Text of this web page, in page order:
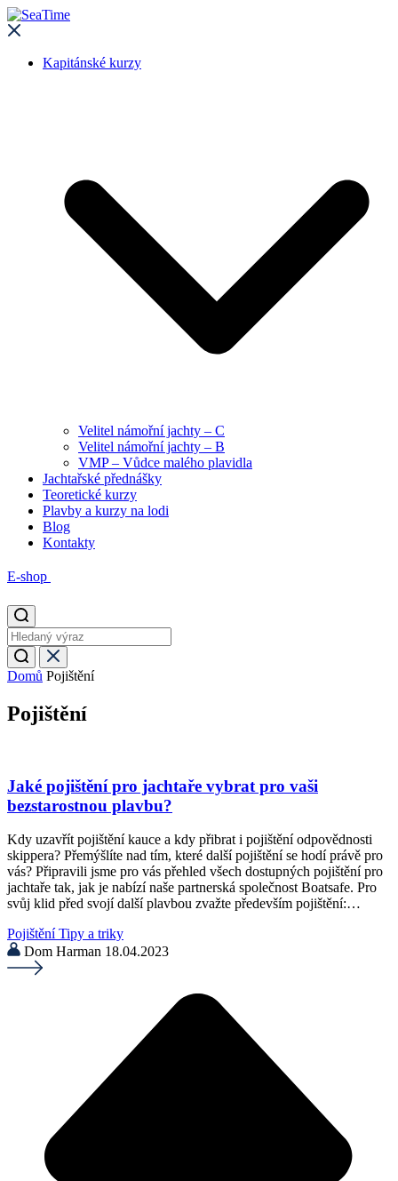
Kapitánské kurzy
Velitel námořní jachty – C
Velitel námořní jachty – B
VMP – Vůdce malého plavidla
Jachtařské přednášky
Teoretické kurzy
Plavby a kurzy na lodi
Blog
Kontakty
E-shop
Domů Pojištění
Pojištění
Jaké pojištění pro jachtaře vybrat pro vaši
bezstarostnou plavbu?
Kdy uzavřít pojištění kauce a kdy přibrat i pojištění odpovědnosti
skippera? Přemýšlíte nad tím, které další pojištění se hodí právě pro
vás? Připravili jsme pro vás přehled všech dostupných pojištění pro
jachtaře tak, jak je nabízí naše partnerská společnost Boatsafe. Pro
svůj klid před svojí další plavbou zvažte především pojištění:…
Pojištění Tipy a triky
Dom Harman 18.04.2023